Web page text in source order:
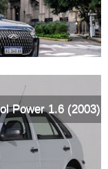
Power 1.6 (2003)